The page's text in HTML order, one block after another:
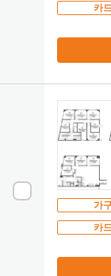
카
가
카